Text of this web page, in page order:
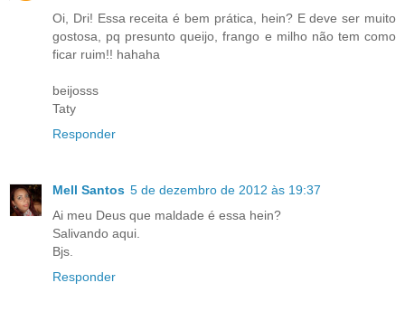
Oi, Dri! Essa receita é bem prática, hein? E deve ser muito
gostosa, pq presunto queijo, frango e milho não tem como
ficar ruim!! hahaha
beijosss
Taty
Responder
Mell Santos 5 de dezembro de 2012 às 19:37
Ai meu Deus que maldade é essa hein?
Salivando aqui.
Bjs.
Responder